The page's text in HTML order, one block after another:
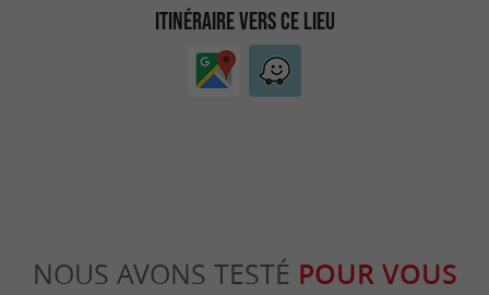
ITINÉRAIRE VERS CE LIEU
NOUS AVONS TESTÉ POUR VOUS